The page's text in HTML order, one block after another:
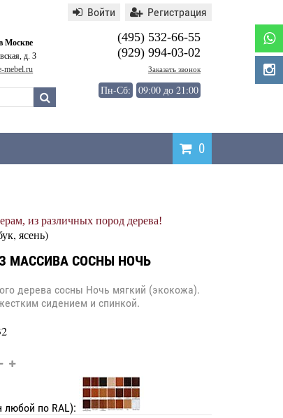
Москве
д. 3
mebel.ru
(495) 532-66-55
(929) 994-03-02
Заказать звонок
Пн-Сб: 09:00 до 21:00
Войти Регистрация
0
из различных пород дерева!
ясень)
МАССИВА СОСНЫ НОЧЬ
дерева сосны Ночь мягкий (экокожа).
сидением и спинкой.
по RAL):